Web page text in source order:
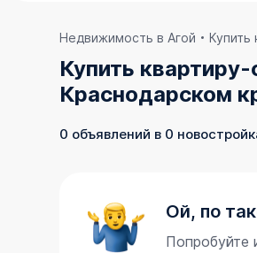
Недвижимость в Агой Купить
Купить
Краснодарском
0 объявлений в 0
Ой, по
Попробуйте